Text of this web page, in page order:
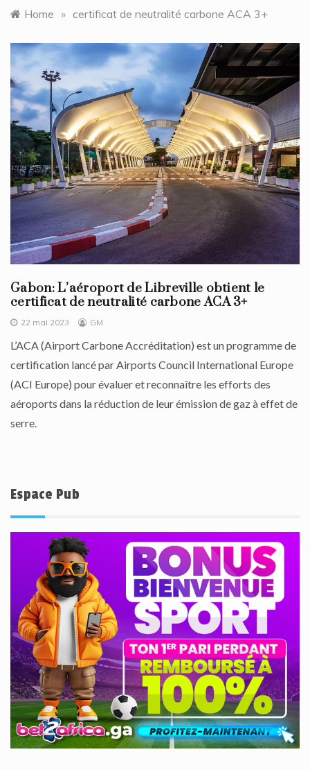
Home » certificat de neutralité carbone ACA 3+
Gabon: L’aéroport de Libreville obtient le
certificat de neutralité carbone ACA 3+
22 mai 2023 GM
L’ACA (Airport Carbone Accréditation) est un programme de
certification lancé par Airports Council International Europe
(ACI Europe) pour évaluer et reconnaître les efforts des
aéroports dans la réduction de leur émission de gaz à effet de
serre.
Espace Pub